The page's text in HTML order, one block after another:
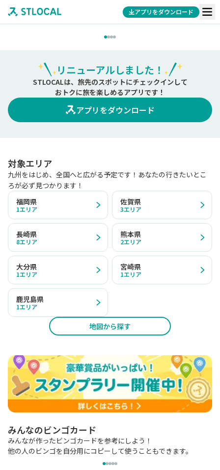
アプリをダウンロード
リニューアルしました！
STLOCALは、旅先のスポットにチェックインして
おトクに旅を楽しめるアプリです！
アプリをダウンロード
対象エリア
九州をはじめ、全国へと広がる予定です！あなたの行きたいとこ
ろが必ず見つかります！
福岡県
1エリア
佐賀県
3エリア
長崎県
8エリア
熊本県
2エリア
大分県
1エリア
宮崎県
1エリア
鹿児島県
1エリア
地図から探す
みんなのビンゴカード
みんなが作ったビンゴカードを参考にしよう！
他の人のビンゴを自分用にコピーして使うこともできます。